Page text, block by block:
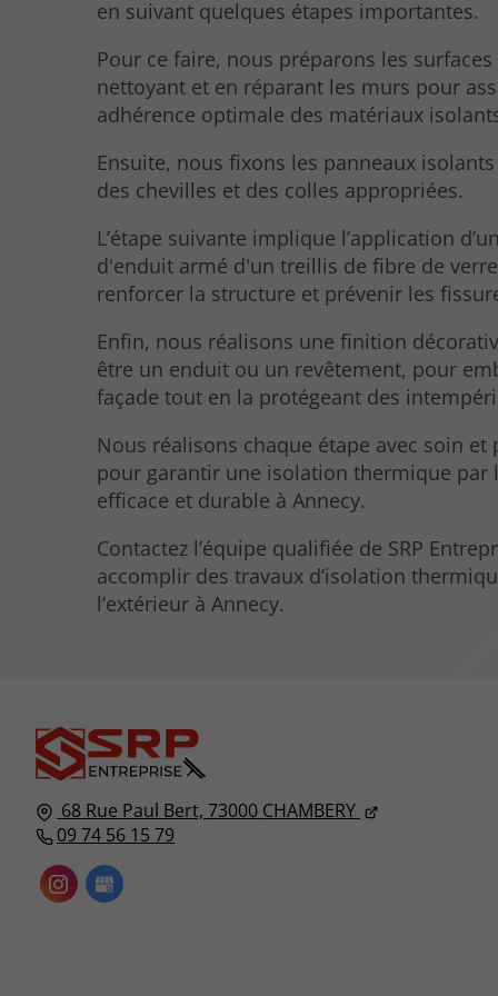
en suivant quelques étapes importantes.
Pour ce faire, nous préparons les surfaces
nettoyant et en réparant les murs pour
adhérence optimale des matériaux
Ensuite, nous fixons les panneaux
des chevilles et des colles appropriées.
L’étape suivante implique l’application
d'enduit armé d'un treillis de fibre de
renforcer la structure et prévenir les
Enfin, nous réalisons une finition
être un enduit ou un revêtement, pour
façade tout en la protégeant des
Nous réalisons chaque étape avec soin et
pour garantir une isolation thermique par
efficace et durable à Annecy.
Contactez l’équipe qualifiée de SRP
accomplir des travaux d’isolation
l’extérieur à Annecy.
68 Rue Paul Bert, 73000 CHAMBERY
09 74 56 15 79